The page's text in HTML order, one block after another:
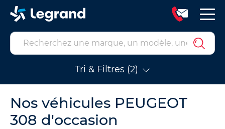
Tri & Filtres (2)
Nos véhicules PEUGEOT
308 d'occasion